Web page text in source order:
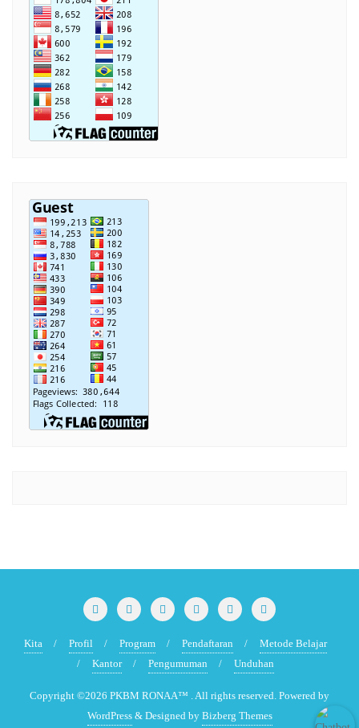
Kita Profil Program Pendaftaran
Metode Belajar
Kantor
Pengumuman Unduhan
Copyright ©2026 PKBM RONAA™ . All rights reserved. Powered by
WordPress & Designed by Bizberg Themes